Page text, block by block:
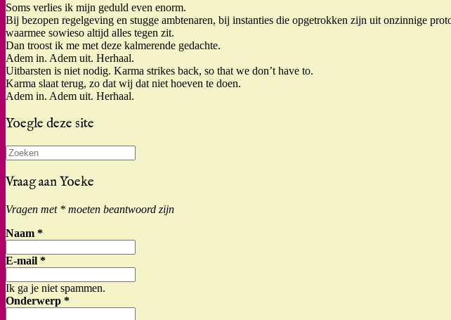
Soms verlies ik mijn geduld even enorm.
Bij bezopen regelgeving en stugge ambtenaren, bij instanties die opgetrokken zijn uit onzinnige
waarmee sowieso altijd alles tegen zit.
Dan troost ik me met deze kalmerende gedachte.
Adem in. Adem uit. Herhaal.
Uitbarsten is niet nodig. Karma strikes back, so that we don’t have to.
Karma slaat terug, zo dat wij dat niet hoeven te doen.
Adem in. Adem uit. Herhaal.
Yoegle deze site
Zoeken
naar:
Vraag aan Yoeke
Vragen met * moeten beantwoord zijn
Naam *
E-mail *
Ik ga je niet spammen.
Onderwerp *